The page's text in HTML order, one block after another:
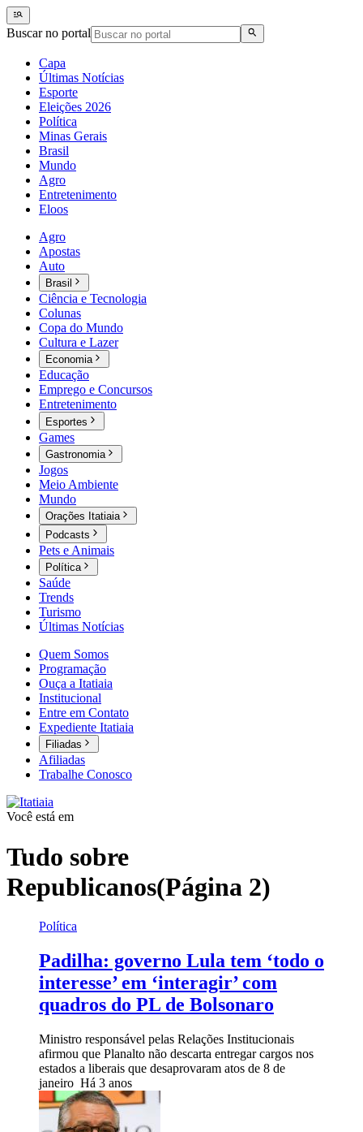
Buscar no portal
Capa
Últimas Notícias
Esporte
Eleições 2026
Política
Minas Gerais
Brasil
Mundo
Agro
Entretenimento
Eloos
Agro
Apostas
Auto
Brasil
Ciência e Tecnologia
Colunas
Copa do Mundo
Cultura e Lazer
Economia
Educação
Emprego e Concursos
Entretenimento
Esportes
Games
Gastronomia
Jogos
Meio Ambiente
Mundo
Orações Itatiaia
Podcasts
Pets e Animais
Política
Saúde
Trends
Turismo
Últimas Notícias
Quem Somos
Programação
Ouça a Itatiaia
Institucional
Entre em Contato
Expediente Itatiaia
Filiadas
Afiliadas
Trabalhe Conosco
Você está em
Tudo sobre
Republicanos(Página 2)
Política
Padilha: governo Lula tem ‘todo o
interesse’ em ‘interagir’ com
quadros do PL de Bolsonaro
Ministro responsável pelas Relações Institucionais
afirmou que Planalto não descarta entregar cargos nos
estados a liberais que desaprovaram atos de 8 de
janeiro Há 3 anos